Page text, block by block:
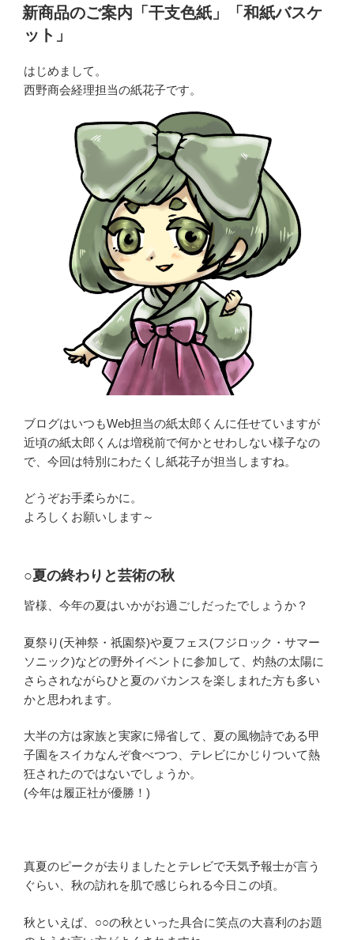
稿
日:
新商品のご案内「干支色紙」「和紙バスケ
ット」
はじめまして。
西野商会経理担当の紙花子です。
ブログはいつもWeb担当の紙太郎くんに任せていますが
近頃の紙太郎くんは増税前で何かとせわしない様子なの
で、今回は特別にわたくし紙花子が担当しますね。
どうぞお手柔らかに。
よろしくお願いします～
○夏の終わりと芸術の秋
皆様、今年の夏はいかがお過ごしだったでしょうか？
夏祭り(天神祭・祇園祭)や夏フェス(フジロック・サマー
ソニック)などの野外イベントに参加して、灼熱の太陽に
さらされながらひと夏のバカンスを楽しまれた方も多い
かと思われます。
大半の方は家族と実家に帰省して、夏の風物詩である甲
子園をスイカなんぞ食べつつ、テレビにかじりついて熱
狂されたのではないでしょうか。
(今年は履正社が優勝！)
真夏のピークが去りましたとテレビで天気予報士が言う
ぐらい、秋の訪れを肌で感じられる今日この頃。
秋といえば、○○の秋といった具合に笑点の大喜利のお題